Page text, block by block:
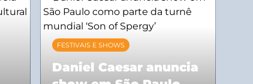
FESTIVAIS E SHOWS
Daniel Caesar anuncia